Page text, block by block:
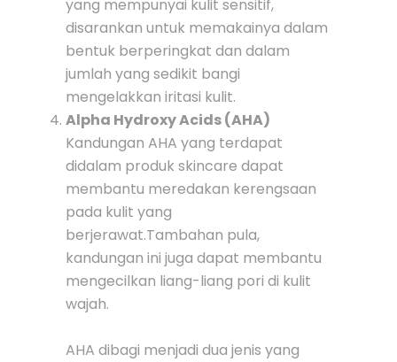
yang mempunyai kulit sensitif,
disarankan untuk memakainya dalam
bentuk berperingkat dan dalam
jumlah yang sedikit bangi
mengelakkan iritasi kulit.
Alpha Hydroxy Acids (AHA)
Kandungan AHA yang terdapat
didalam produk skincare dapat
membantu meredakan kerengsaan
pada kulit yang
berjerawat.Tambahan pula,
kandungan ini juga dapat membantu
mengecilkan liang-liang pori di kulit
wajah.
AHA dibagi menjadi dua jenis yang